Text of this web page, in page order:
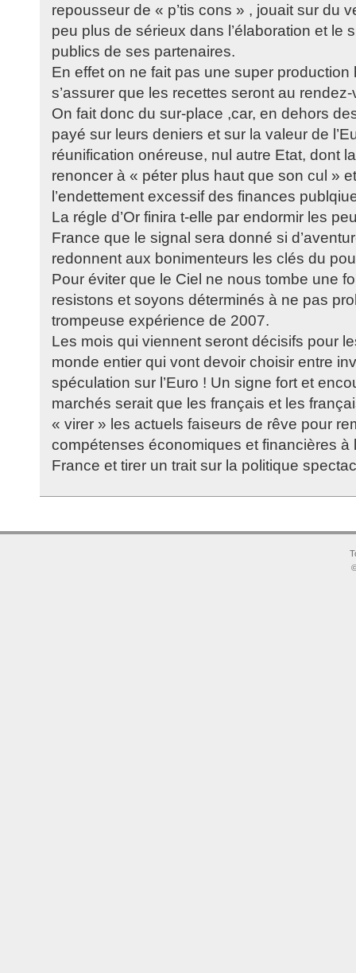
repousseur de « p’tis cons » , jouait sur du
peu plus de sérieux dans l’élaboration et le
publics de ses partenaires.
En effet on ne fait pas une super
s’assurer que les recettes seront au
On fait donc du sur-place ,car, en dehors
payé sur leurs deniers et sur la valeur de
réunification onéreuse, nul autre Etat, dont
renoncer à « péter plus haut que son cul »
l’endettement excessif des finances
La régle d’Or finira t-elle par endormir les
France que le signal sera donné si
redonnent aux bonimenteurs les clés du
Pour éviter que le Ciel ne nous tombe une
resistons et soyons déterminés à ne pas
trompeuse expérience de 2007.
Les mois qui viennent seront décisifs pour
monde entier qui vont devoir choisir entre
spéculation sur l’Euro ! Un signe fort et
marchés serait que les français et les
« virer » les actuels faiseurs de rêve pour
compétenses économiques et financières à
France et tirer un trait sur la politique